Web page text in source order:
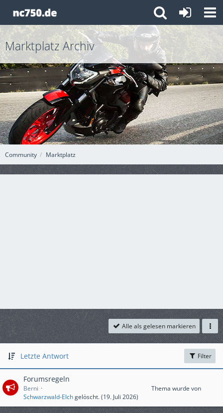
Community Marktplatz
Marktplatz Archiv
Alle als gelesen markieren
Letzte Antwort Filter
Forumsregeln
Berni
Thema wurde von
Schwarzwald-Elchgelöscht. (19. Juli 2026)